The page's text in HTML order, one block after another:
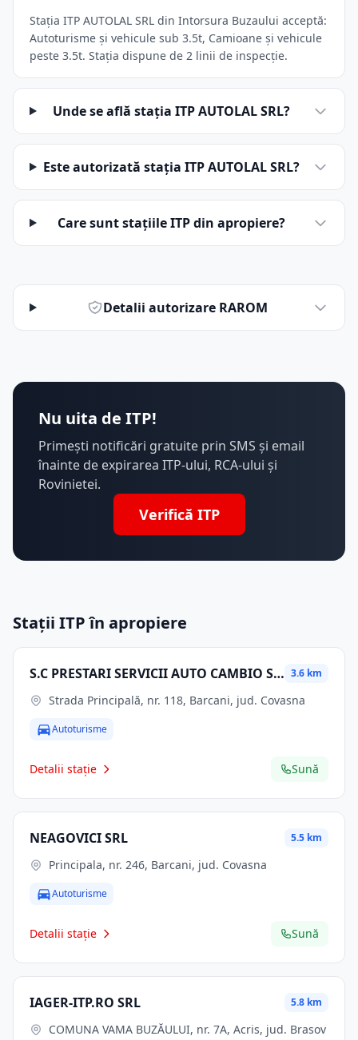
Stația ITP AUTOLAL SRL din Intorsura Buzaului acceptă:
Autoturisme și vehicule sub 3.5t, Camioane și vehicule
peste 3.5t. Stația dispune de 2 linii de inspecție.
Unde se află stația ITP AUTOLAL SRL?
Este autorizată stația ITP AUTOLAL SRL?
Care sunt stațiile ITP din apropiere?
Detalii autorizare RAROM
Nu uita de ITP!
Primești notificări gratuite prin SMS și email
înainte de expirarea ITP-ului, RCA-ului și
Rovinietei.
Verifică ITP
Stații ITP în apropiere
S.C PRESTARI SERVICII AUTO CAMBIO SRL 3.6 km
Strada Principală, nr. 118, Barcani, jud. Covasna
Autoturisme
Detalii stație Sună
NEAGOVICI SRL 5.5 km
Principala, nr. 246, Barcani, jud. Covasna
Autoturisme
Detalii stație Sună
IAGER-ITP.RO SRL 5.8 km
COMUNA VAMA BUZĂULUI, nr. 7A, Acris, jud. Brasov